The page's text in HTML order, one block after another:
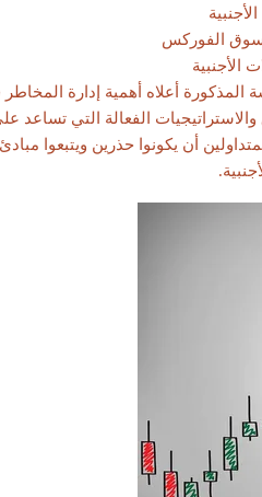
سوق الفوركس
الأجنبية
المذكورة أعلاه أهمية إدارة
الفعالة التي تساعد
أن يكونوا حذرين ويتبعوا مبادئ